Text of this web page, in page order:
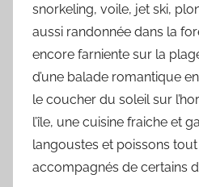
snorkeling, voile, jet ski,
aussi randonnée dans la
encore farniente sur la
d’une balade romantique
le coucher du soleil sur
l’île, une cuisine fraiche et
langoustes et poissons
accompagnés de certains